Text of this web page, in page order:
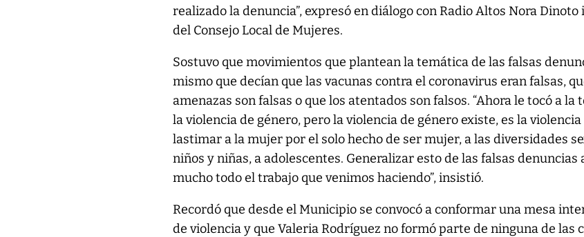
realizado la denuncia”, expresó en diálogo con Radio Altos Nora
del Consejo Local de Mujeres.
Sostuvo que movimientos que plantean la temática de las falsas
mismo que decían que las vacunas contra el coronavirus eran falsas,
amenazas son falsas o que los atentados son falsos. “Ahora le tocó a la
la violencia de género, pero la violencia de género existe, es la
lastimar a la mujer por el solo hecho de ser mujer, a las diversidades
niños y niñas, a adolescentes. Generalizar esto de las falsas denuncias
mucho todo el trabajo que venimos haciendo”, insistió.
Recordó que desde el Municipio se convocó a conformar una mesa
de violencia y que Valeria Rodríguez no formó parte de ninguna de las